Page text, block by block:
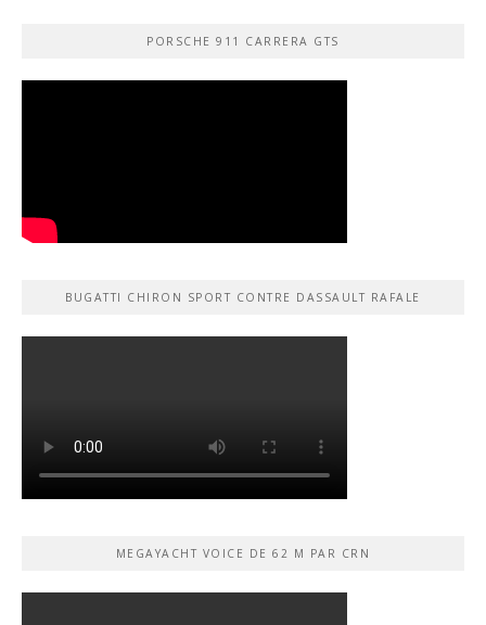
PORSCHE 911 CARRERA GTS
BUGATTI CHIRON SPORT CONTRE DASSAULT RAFALE
MEGAYACHT VOICE DE 62 M PAR CRN